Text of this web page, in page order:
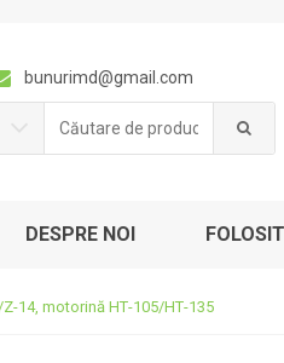
bunurimd@gmail.com
pentru:
DESPRE NOI
14, motorină НТ-105/НТ-135